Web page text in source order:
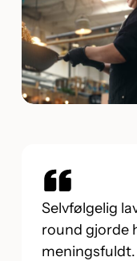
Selvfølgelig
round gjorde